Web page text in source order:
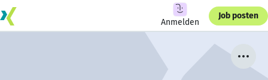
Anmelden
Job posten